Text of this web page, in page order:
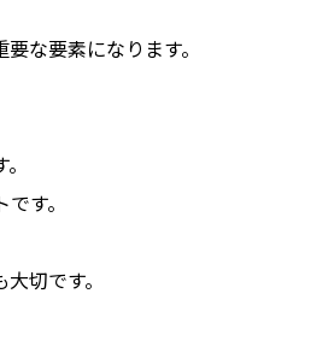
な要素になります。
す。
切です。